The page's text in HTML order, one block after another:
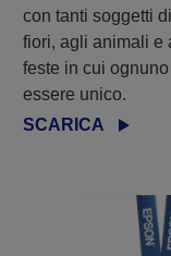
con tanti soggetti
fiori, agli animali e
feste in cui
essere unico.
SCARICA